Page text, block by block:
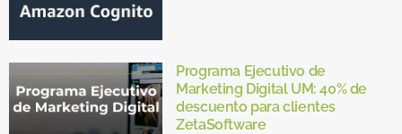
Programa Ejecutivo de
Marketing Digital UM: 40% de
descuento para clientes
ZetaSoftware